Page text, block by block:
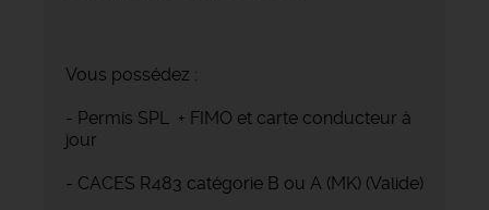
Vous possédez :
- Permis SPL + FIMO et carte conducteur à
jour
- CACES R483 catégorie B ou A (MK) (Valide)